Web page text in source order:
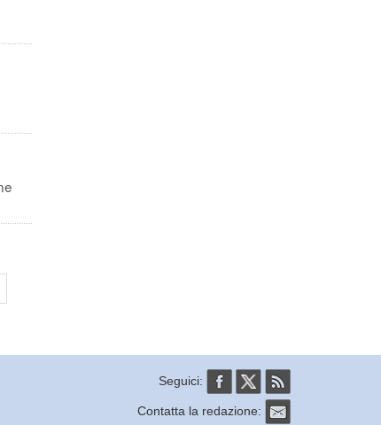
Seguici:
Contatta la redazione: